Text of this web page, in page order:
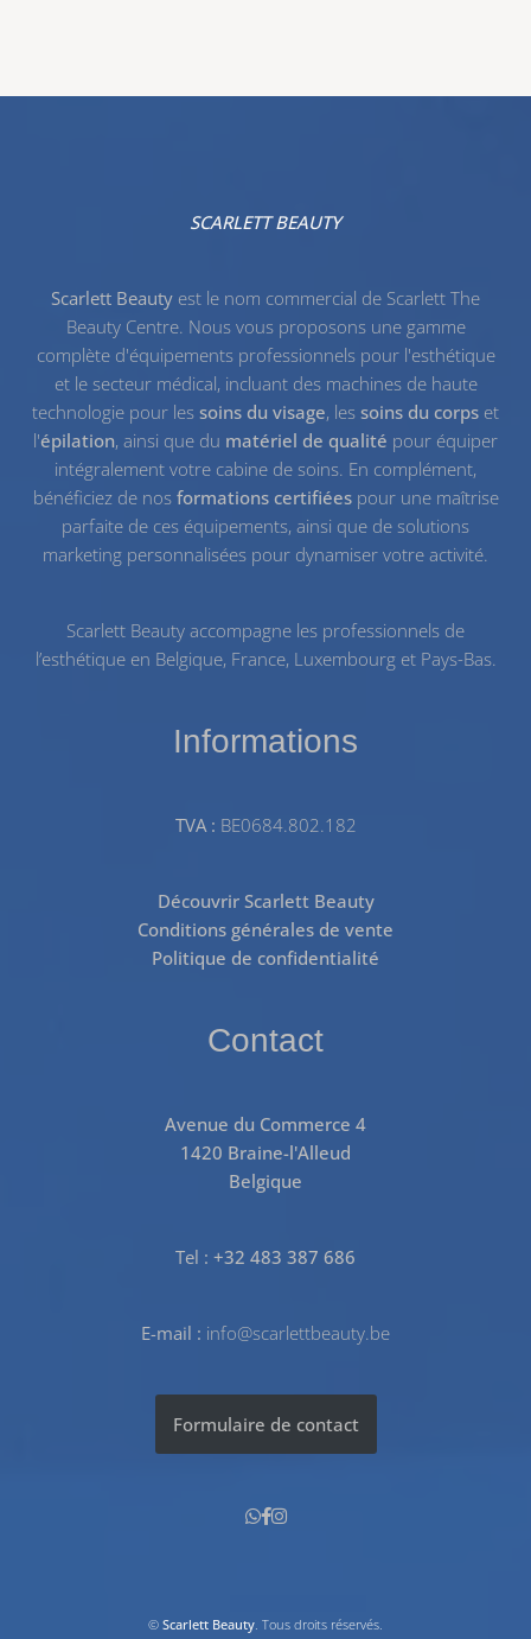
SCARLETT BEAUTY
Scarlett Beauty est le nom commercial de Scarlett The
Beauty Centre. Nous vous proposons une gamme
complète d'équipements professionnels pour l'esthétique
et le secteur médical, incluant des machines de haute
technologie pour les soins du visage, les soins du corps et
l'épilation, ainsi que du matériel de qualité pour équiper
intégralement votre cabine de soins. En complément,
bénéficiez de nos formations certifiéespour une maîtrise
parfaite de ces équipements, ainsi que de solutions
marketing personnalisées pour dynamiser votre activité.
Scarlett Beauty accompagne les professionnels de
l’esthétique en Belgique, France, Luxembourg et Pays-Bas.
Informations
TVA : BE0684.802.182
Découvrir Scarlett Beauty
Conditions générales de vente
Politique de confidentialité
Contact
Avenue du Commerce 4
1420 Braine-l'Alleud
Belgique
Tel : +32 483 387 686
E-mail : info@scarlettbeauty.be
Formulaire de contact
© Scarlett Beauty. Tous droits réservés.